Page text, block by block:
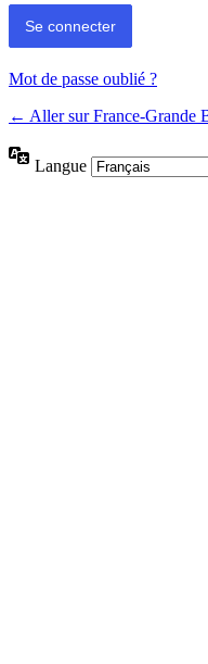
Mot de passe oublié ?
← Aller sur France-Grande
Langue